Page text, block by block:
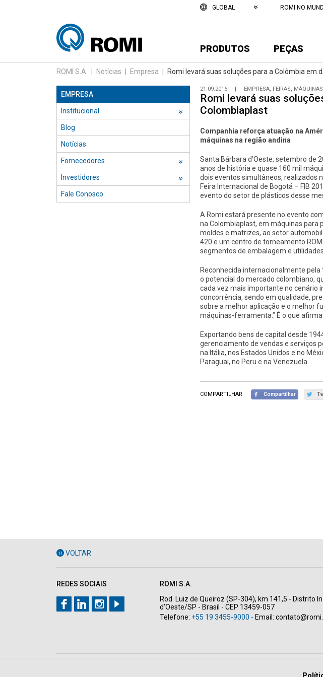
GLOBAL ROMI NO
PRODUTOS PEÇAS
ROMI S.A. Notícias Empresa Romi levará suas soluções para a Colômbia em
EMPRESA
Institucional ››
Blog
Notícias
Fornecedores ››
Investidores ››
Fale Conosco
21.09.2016 | EMPRESA, FEIRAS,
Romi levará suas
Colombiaplast
Companhia reforça atuação na
máquinas na região andina
Santa Bárbara d’Oeste, setembro de
anos de história e quase 160 mil
dois eventos simultâneos, realizados
Feira Internacional de Bogotá – FIB
evento do setor de plásticos desse
A Romi estará presente no evento
na Colombiaplast, em máquinas para
moldes e matrizes, ao setor
420 e um centro de torneamento
segmentos de embalagem e
Reconhecida internacionalmente
o potencial do mercado colombiano,
cada vez mais importante no cenário
concorrência, sendo em qualidade,
sobre a melhor aplicação e o melhor
máquinas-ferramenta.” É o que
Exportando bens de capital desde
gerenciamento de vendas e serviços
na Itália, nos Estados Unidos e no
Paraguai, no Peru e na Venezuela.
COMPARTILHAR Compartilhar
VOLTAR
REDES SOCIAIS
ROMI S.A.
Rod. Luiz de Queiroz (SP-304), km 141,5 - Distrito
d’Oeste/SP - Brasil - CEP 13459-057
Telefone: +55 19 3455-9000 - Email: